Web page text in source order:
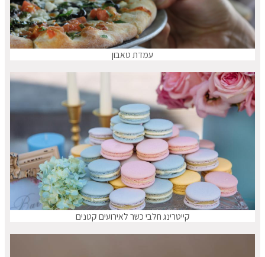
עמדת טאבון
קייטרינג חלבי כשר לאירועים קטנים